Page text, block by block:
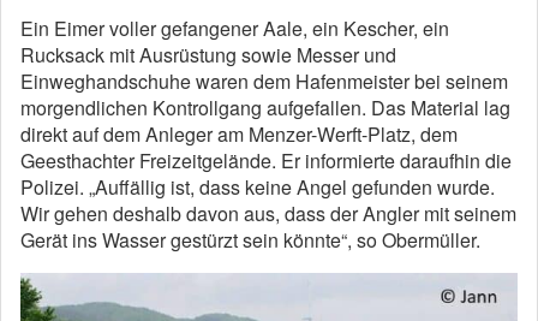
Ein Eimer voller gefangener Aale, ein Kescher, ein
Rucksack mit Ausrüstung sowie Messer und
Einweghandschuhe waren dem Hafenmeister bei seinem
morgendlichen Kontrollgang aufgefallen. Das Material lag
direkt auf dem Anleger am Menzer-Werft-Platz, dem
Geesthachter Freizeitgelände. Er informierte daraufhin die
Polizei. „Auffällig ist, dass keine Angel gefunden wurde.
Wir gehen deshalb davon aus, dass der Angler mit seinem
Gerät ins Wasser gestürzt sein könnte“, so Obermüller.